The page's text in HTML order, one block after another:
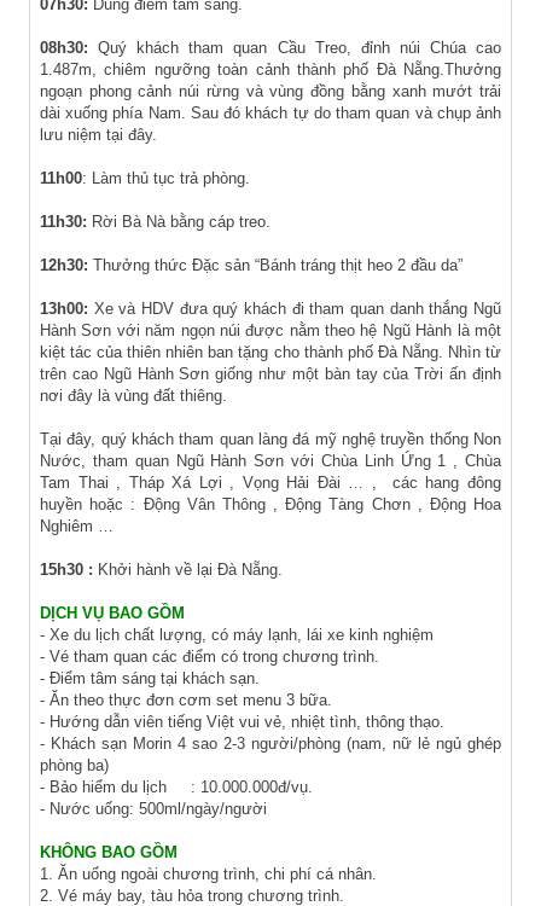
07h30: Dùng điểm tâm sáng.
08h30: Quý khách tham quan Cầu Treo, đỉnh núi Chúa cao
1.487m, chiêm ngưỡng toàn cảnh thành phố Đà Nẵng.Thưởng
ngoạn phong cảnh núi rừng và vùng đồng bằng xanh mướt trải
dài xuống phía Nam. Sau đó khách tự do tham quan và chụp ảnh
lưu niệm tại đây.
11h00: Làm thủ tục trả phòng.
11h30: Rời Bà Nà bằng cáp treo.
12h30: Thưởng thức Đặc sản “Bánh tráng thịt heo 2 đầu da”
13h00: Xe và HDV đưa quý khách đi tham quan danh thắng Ngũ
Hành Sơn với năm ngọn núi được nằm theo hệ Ngũ Hành là một
kiệt tác của thiên nhiên ban tặng cho thành phố Đà Nẵng. Nhìn từ
trên cao Ngũ Hành Sơn giống như một bàn tay của Trời ấn định
nơi đây là vùng đất thiêng.
Tại đây, quý khách tham quan làng đá mỹ nghệ truyền thống Non
Nước, tham quan Ngũ Hành Sơn với Chùa Linh Ứng 1 , Chùa
Tam Thai , Tháp Xá Lợi , Vọng Hải Đài … , các hang đông
huyền hoặc : Động Vân Thông , Động Tàng Chơn , Động Hoa
Nghiêm …
15h30 : Khởi hành về lại Đà Nẵng.
DỊCH VỤ BAO GỒM
- Xe du lịch chất lượng, có máy lạnh, lái xe kinh nghiệm
- Vé tham quan các điểm có trong chương trình.
- Điểm tâm sáng tại khách sạn.
- Ăn theo thực đơn cơm set menu 3 bữa.
- Hướng dẫn viên tiếng Việt vui vẻ, nhiệt tình, thông thạo.
- Khách sạn Morin 4 sao 2-3 người/phòng (nam, nữ lẻ ngủ ghép
phòng ba)
- Bảo hiểm du lịch : 10.000.000đ/vụ.
- Nước uống: 500ml/ngày/người
KHÔNG BAO GỒM
1. Ăn uống ngoài chương trình, chi phí cá nhân.
2. Vé máy bay, tàu hỏa trong chương trình.